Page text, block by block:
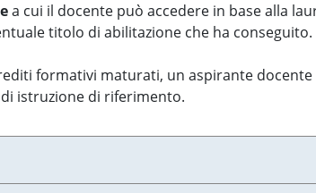
a cui il docente può accedere in base alla
titolo di abilitazione che ha conseguito.
formativi maturati, un aspirante docente
istruzione di riferimento.